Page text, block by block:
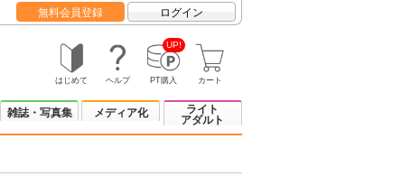
無料会員登録 ログイン
はじめて ヘルプ
UP!
PT購入 カート
雑誌・写真集 メディア化
ライト
アダルト